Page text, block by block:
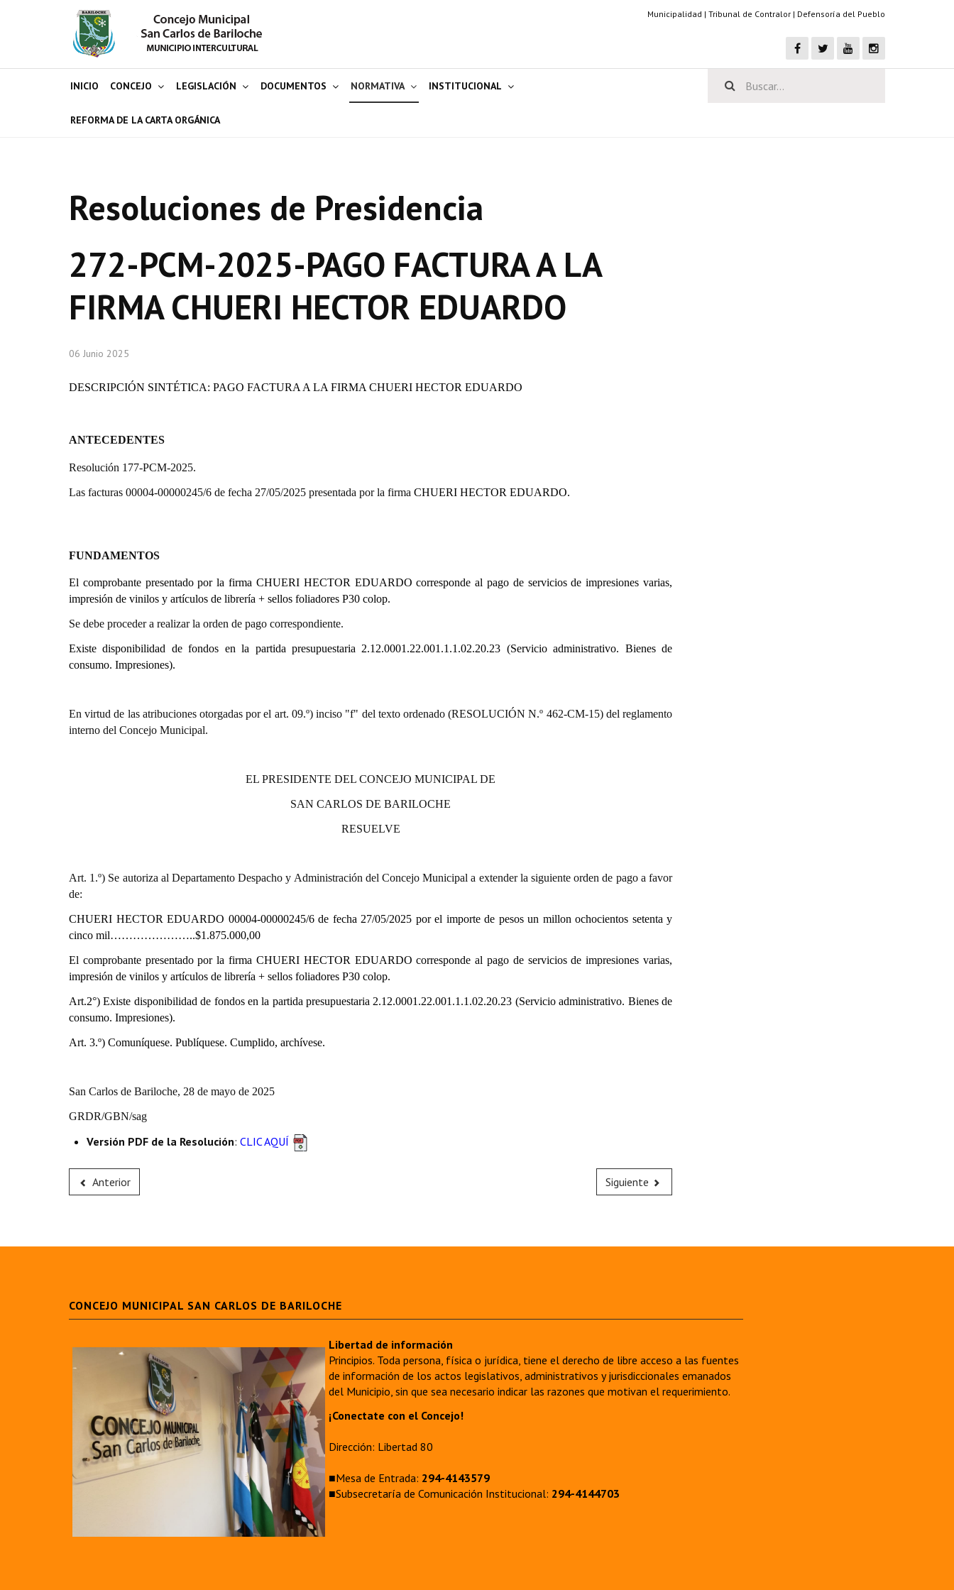
Municipalidad | Tribunal de Contralor | Defensoría del Pueblo
INICIO CONCEJO LEGISLACIÓN DOCUMENTOS NORMATIVA INSTITUCIONAL
REFORMA DE LA CARTA ORGÁNICA
Resoluciones de Presidencia
272-PCM-2025-PAGO FACTURA A LA
FIRMA CHUERI HECTOR EDUARDO
06 Junio 2025
DESCRIPCIÓN SINTÉTICA: PAGO FACTURA A LA FIRMA CHUERI HECTOR EDUARDO
ANTECEDENTES
Resolución 177-PCM-2025.
Las facturas 00004-00000245/6 de fecha 27/05/2025 presentada por la firma CHUERI HECTOR EDUARDO.
FUNDAMENTOS
El comprobante presentado por la firma CHUERI HECTOR EDUARDO corresponde al pago de servicios de impresiones varias,
impresión de vinilos y artículos de librería + sellos foliadores P30 colop.
Se debe proceder a realizar la orden de pago correspondiente.
Existe disponibilidad de fondos en la partida presupuestaria 2.12.0001.22.001.1.1.02.20.23 (Servicio administrativo. Bienes de
consumo. Impresiones).
En virtud de las atribuciones otorgadas por el art. 09.º) inciso "f" del texto ordenado (RESOLUCIÓN N.º 462-CM-15) del reglamento
interno del Concejo Municipal.
EL PRESIDENTE DEL CONCEJO MUNICIPAL DE
SAN CARLOS DE BARILOCHE
RESUELVE
Art. 1.º) Se autoriza al Departamento Despacho y Administración del Concejo Municipal a extender la siguiente orden de pago a favor
de:
CHUERI HECTOR EDUARDO 00004-00000245/6 de fecha 27/05/2025 por el importe de pesos un millon ochocientos setenta y
cinco mil…………………..$1.875.000,00
El comprobante presentado por la firma CHUERI HECTOR EDUARDO corresponde al pago de servicios de impresiones varias,
impresión de vinilos y artículos de librería + sellos foliadores P30 colop.
Art.2°) Existe disponibilidad de fondos en la partida presupuestaria 2.12.0001.22.001.1.1.02.20.23 (Servicio administrativo. Bienes de
consumo. Impresiones).
Art. 3.º) Comuníquese. Publíquese. Cumplido, archívese.
San Carlos de Bariloche, 28 de mayo de 2025
GRDR/GBN/sag
Versión PDF de la Resolución: CLIC AQUÍ
Anterior Siguiente
CONCEJO MUNICIPAL SAN CARLOS DE BARILOCHE
Libertad de información
Principios. Toda persona, física o jurídica, tiene el derecho de libre acceso a las fuentes
de información de los actos legislativos, administrativos y jurisdiccionales emanados
del Municipio, sin que sea necesario indicar las razones que motivan el requerimiento.
¡Conectate con el Concejo!
Dirección: Libertad 80
■Mesa de Entrada: 294-4143579
■Subsecretaría de Comunicación Institucional: 294-4144703